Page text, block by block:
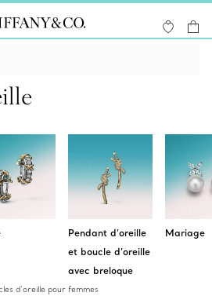
Pendant d’oreille
et boucle d’oreille
avec breloque
Mariage
d’oreille pour femmes